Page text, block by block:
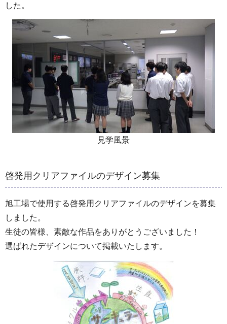
した。
見学風景
啓発用クリアファイルのデザイン募集
旭工場で使用する啓発用クリアファイルのデザインを募集
しました。
生徒の皆様、素敵な作品をありがとうございました！
選ばれたデザインについて掲載いたします。